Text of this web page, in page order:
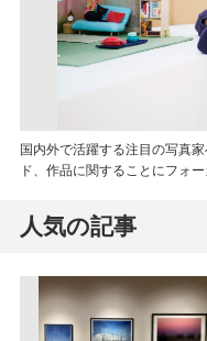
国内外で活躍する注目の写真
ド、作品に関することにフォ
人気の記事